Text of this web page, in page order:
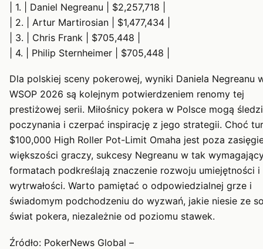
| 1. | Daniel Negreanu | $2,257,718 |
| 2. | Artur Martirosian | $1,477,434 |
| 3. | Chris Frank | $705,448 |
| 4. | Philip Sternheimer | $705,448 |
Dla polskiej sceny pokerowej, wyniki Daniela Negreanu
WSOP 2026 są kolejnym potwierdzeniem renomy tej
prestiżowej serii. Miłośnicy pokera w Polsce mogą
poczynania i czerpać inspirację z jego strategii. Choć
$100,000 High Roller Pot-Limit Omaha jest poza
większości graczy, sukcesy Negreanu w tak
formatach podkreślają znaczenie rozwoju umiejętności i
wytrwałości. Warto pamiętać o odpowiedzialnej grze i
świadomym podchodzeniu do wyzwań, jakie niesie ze
świat pokera, niezależnie od poziomu stawek.
Źródło: PokerNews Global –